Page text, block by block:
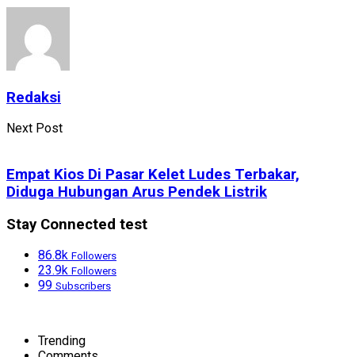
Redaksi
Next Post
Empat Kios Di Pasar Kelet Ludes Terbakar,
Diduga Hubungan Arus Pendek Listrik
Stay Connected test
86.8k Followers
23.9k Followers
99 Subscribers
Trending